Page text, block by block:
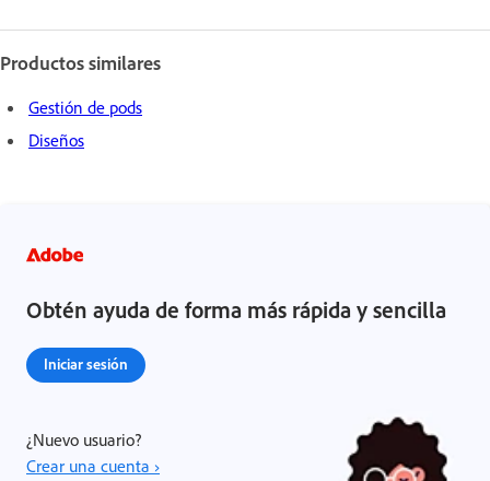
Productos similares
Gestión de pods
Diseños
Obtén ayuda de forma más rápida y sencilla
Iniciar sesión
¿Nuevo usuario?
Crear una cuenta ›